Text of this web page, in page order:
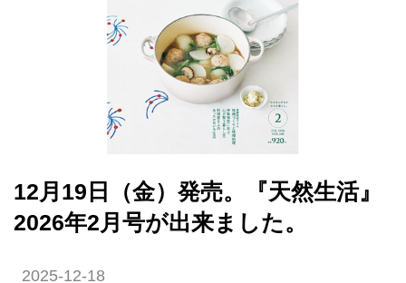
12月19日（金）発売。『天然生活』
2026年2月号が出来ました。
2025-12-18